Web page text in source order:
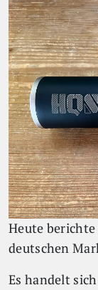
Heute berichte
deutschen
Es handelt